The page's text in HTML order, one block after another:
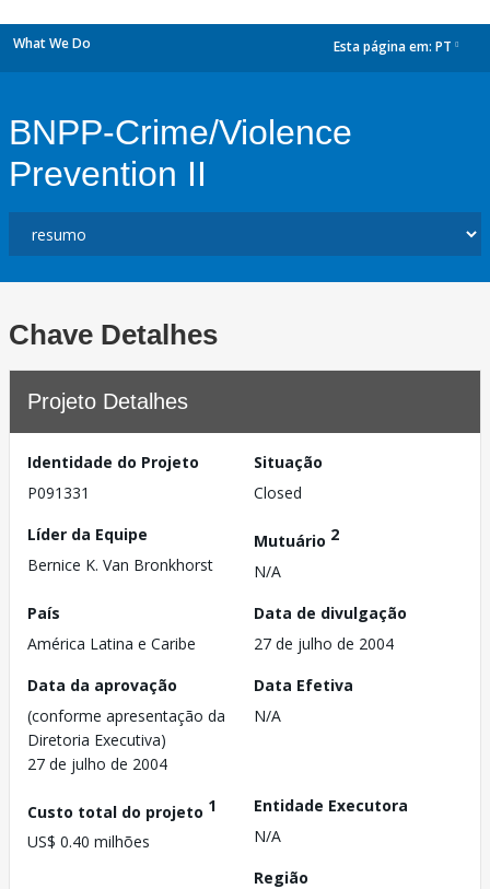
What We Do Esta página em: PT
BNPP-Crime/Violence
Prevention II
Chave Detalhes
Projeto Detalhes
Identidade do Projeto
P091331
Situação
Closed
Líder da Equipe
Bernice K. Van Bronkhorst
Mutuário 2
N/A
País
América Latina e Caribe
Data de divulgação
27 de julho de 2004
Data da aprovação
(conforme apresentação da
Diretoria Executiva)
27 de julho de 2004
Data Efetiva
N/A
Custo total do projeto 1
US$ 0.40 milhões
Entidade Executora
N/A
Região